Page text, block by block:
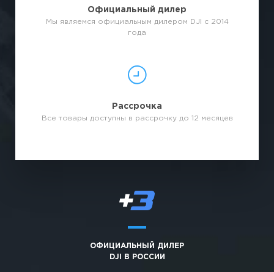
Официальный дилер
Мы являемся официальным дилером DJI с 2014
года
Рассрочка
Все товары доступны в рассрочку до 12 месяцев
ОФИЦИАЛЬНЫЙ ДИЛЕР
DJI В РОССИИ